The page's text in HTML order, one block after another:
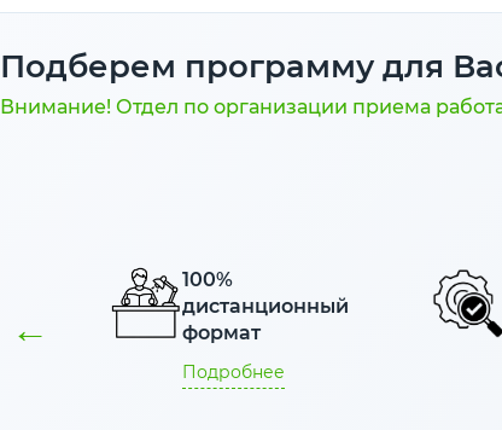
Подберем программу для
Внимание! Отдел по организации приема
100%
дистанционный
формат
Подробнее
←